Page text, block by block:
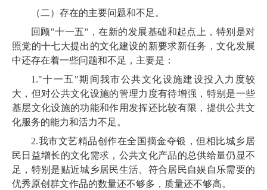
（二） 存在的主要问题和不足。
回顾"十一五"，在新的发展基础和起点上，特别是对
照党的十七大提出的文化建设的新要求新任务，文化发展
中还存在着一些问题和不足，主要是：
1."十一五"期间我市公共文化设施建设投入力度较
大，但对公共文化设施的管理力度有待增强，特别是一些
基层文化设施的功能和作用发挥还比较有限，提供公共文
化服务的能力和活力不足。
2.我市文艺精品创作在全国摘金夺银，但相比城乡居
民日益增长的文化需求，公共文化产品的总供给量仍显不
足，特别是贴近城乡居民生活、符合居民自娱自乐需要的
优秀原创群文作品的数量还不够多，质量还不够高。